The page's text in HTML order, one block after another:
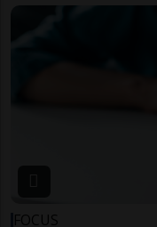
FOCUS